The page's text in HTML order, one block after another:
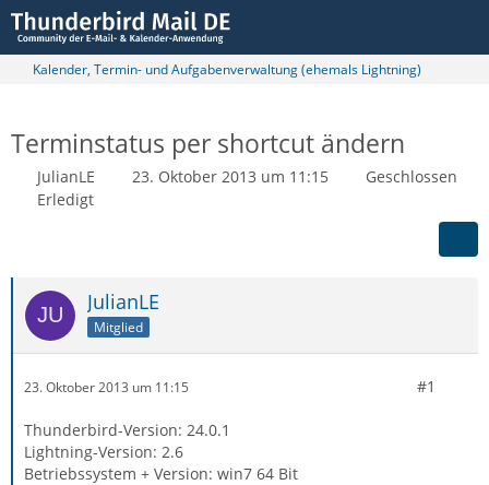
Kalender, Termin- und Aufgabenverwaltung (ehemals Lightning)
Terminstatus per shortcut ändern
JulianLE 23. Oktober 2013 um 11:15
Geschlossen
Erledigt
JulianLE
Mitglied
23. Oktober 2013 um 11:15 #1
Thunderbird-Version: 24.0.1
Lightning-Version: 2.6
Betriebssystem + Version: win7 64 Bit